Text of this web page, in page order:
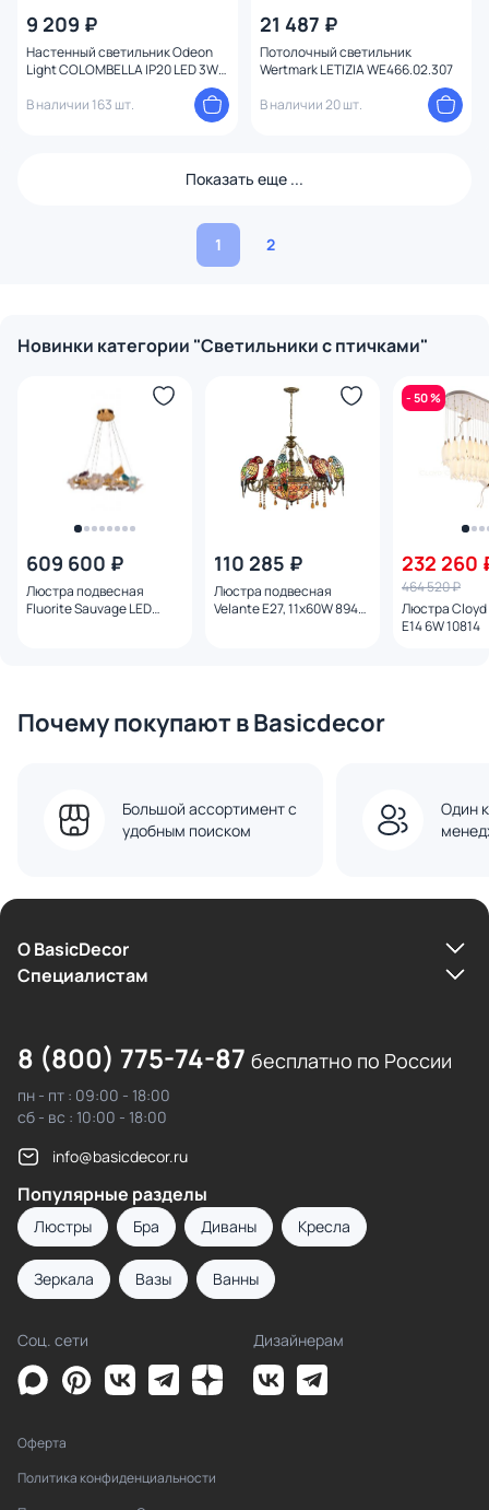
9 209 ₽
Настенный светильник Odeon
Light COLOMBELLA IP20 LED 3W
В наличии 163 шт.
21 487 ₽
Потолочный светильник
Wertmark LETIZIA WE466.02.307
В наличии 20 шт.
Показать еще ...
1 2
Новинки категории "Светильники с птичками"
609 600 ₽
Люстра подвесная
Fluorite Sauvage LED
110 285 ₽
Люстра подвесная
Velante E27, 11x60W 894-
- 50 %
232 260
464 520 ₽
Люстра Cloyd
E14 6W 10814
Почему покупают в Basicdecor
Большой ассортимент с
удобным поиском
Один
О BasicDecor
Cпециалистам
8 (800) 775-74-87 бесплатно по России
пн - пт : 09:00 - 18:00
сб - вс : 10:00 - 18:00
info@basicdecor.ru
Популярные разделы
Люстры Бра Диваны Кресла
Зеркала Вазы Ванны
Соц. сети Дизайнерам
Оферта
Политика конфиденциальности